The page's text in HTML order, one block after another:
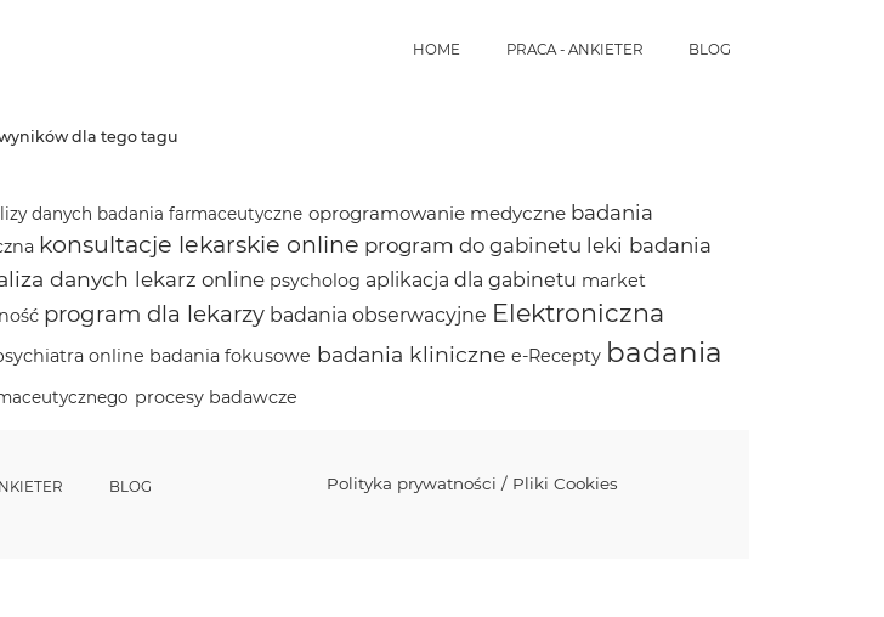
HOME PRACA - ANKIETER BLOG
dla tego tagu
danych badania farmaceutyczne oprogramowanie medyczne badania
konsultacje lekarskie online program do gabinetu leki badania
danych lekarz online psycholog aplikacja dla gabinetu market
program dla lekarzy badania obserwacyjne Elektroniczna
online badania fokusowe badania kliniczne e-Recepty badania
procesy badawcze
BLOG Polityka prywatności / Pliki Cookies